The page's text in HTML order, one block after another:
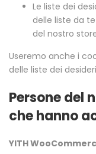
Le liste dei
delle liste da
del nostro
Useremo anche i
delle liste dei
Persone del
che hanno
YITH